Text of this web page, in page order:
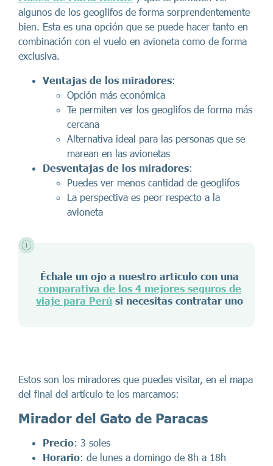
algunos de los geoglifos de forma sorprendentemente
bien. Esta es una opción que se puede hacer tanto en
combinación con el vuelo en avioneta como de forma
exclusiva.
Ventajas de los miradores:
Opción más económica
Te permiten ver los geoglifos de forma más
cercana
Alternativa ideal para las personas que se
marean en las avionetas
Desventajas de los miradores:
Puedes ver menos cantidad de geoglifos
La perspectiva es peor respecto a la
avioneta
Échale un ojo a nuestro artículo con una
comparativa de los 4 mejores seguros de
viaje para Perú si necesitas contratar uno
Estos son los miradores que puedes visitar, en el mapa
del final del artículo te los marcamos:
Mirador del Gato de Paracas
Precio: 3 soles
Horario: de lunes a domingo de 8h a 18h